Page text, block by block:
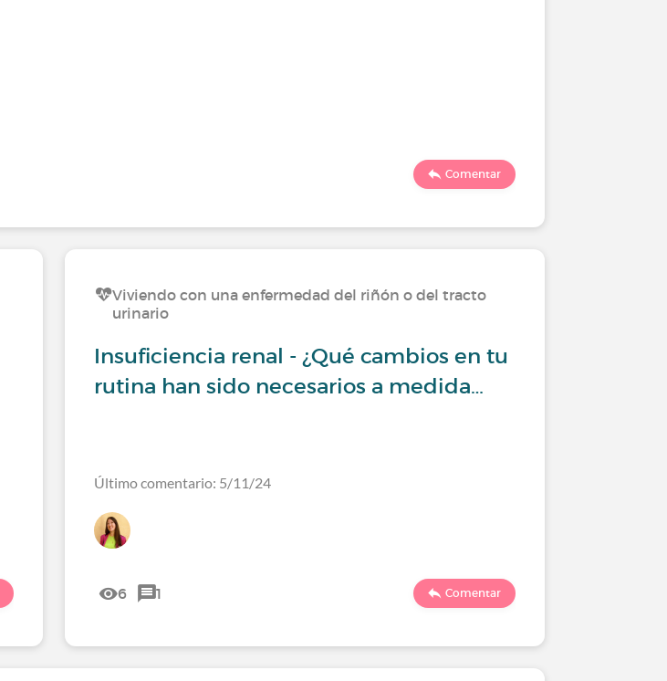
Comentar
Viviendo con una enfermedad del riñón o del tracto
urinario
Insuficiencia renal - ¿Qué cambios en tu
rutina han sido necesarios a medida…
Último comentario: 5/11/24
6 1 Comentar